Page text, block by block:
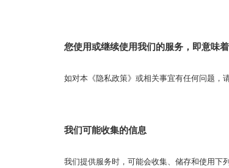
您使用或继续使用我们的服务，即意味
如对本《隐私政策》或相关事宜有任何问题，
我们可能收集的信息
我们提供服务时，可能会收集、储存和使用下